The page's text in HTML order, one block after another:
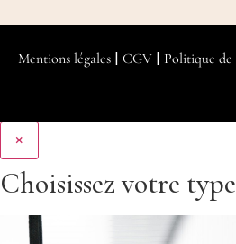
Mentions légales | CGV | Politique
×
Choisissez votre